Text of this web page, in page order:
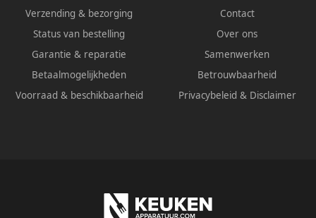
Verzending & bezorging
Status van bestelling
Garantie & reparatie
Betaalmogelijkheden
Voorraad & beschikbaarheid
Contact
Over ons
Samenwerken
Betrouwbaarheid
Privacybeleid & Disclaimer